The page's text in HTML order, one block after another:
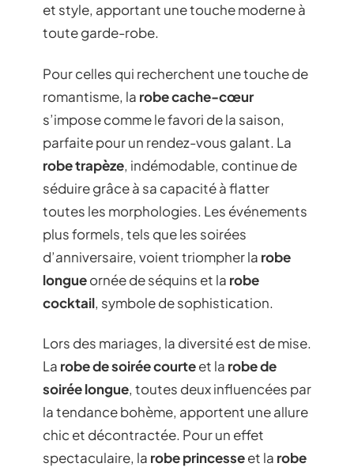
et style, apportant une touche moderne à
toute garde-robe.
Pour celles qui recherchent une touche de
romantisme, la robe cache-cœur
s’impose comme le favori de la saison,
parfaite pour un rendez-vous galant. La
robe trapèze, indémodable, continue de
séduire grâce à sa capacité à flatter
toutes les morphologies. Les événements
plus formels, tels que les soirées
d’anniversaire, voient triompher la robe
longueornée de séquins et la robe
cocktail, symbole de sophistication.
Lors des mariages, la diversité est de mise.
La robe de soirée courteet la robe de
soirée longue, toutes deux influencées par
la tendance bohème, apportent une allure
chic et décontractée. Pour un effet
spectaculaire, la robe princesseet la robe